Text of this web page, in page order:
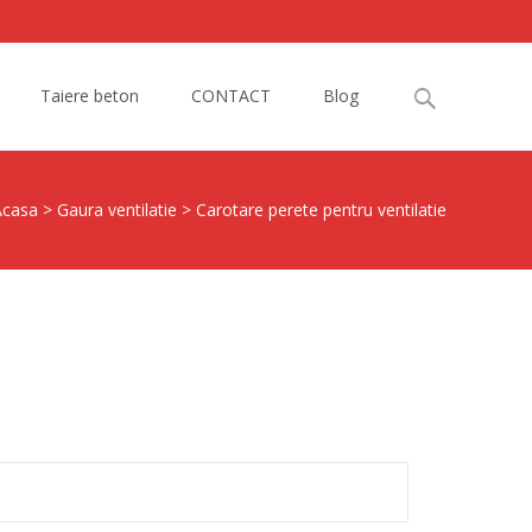
Taiere beton CONTACT Blog
Search
> Gaura ventilatie > Carotare perete pentru ventilatie